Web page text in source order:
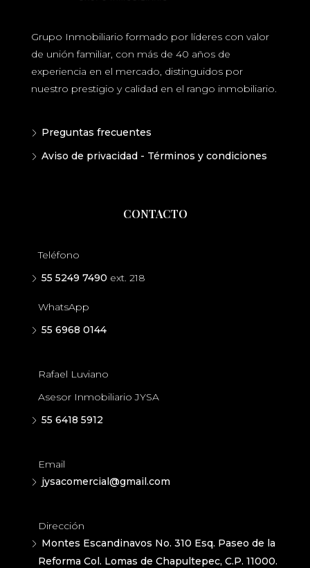
Grupo Inmobiliario formado por líderes con valor
de unión familiar, con más de 40 años de
experiencia en el mercado, distinguidos por
nuestro prestigio y calidad en el rango inmobiliario.
Preguntas frecuentes
Aviso de privacidad - Términos y condiciones
CONTACTO
Teléfono
55 5249 7490 ext. 218
WhatsApp
55 6968 0144
Rafael Luviano
Asesor Inmobiliario JYSA
55 6418 5912
Email
jysacomercial@gmail.com
Dirección
Montes Escandinavos No. 310 Esq. Paseo de la
Reforma Col. Lomas de Chapultepec, C.P. 11000.